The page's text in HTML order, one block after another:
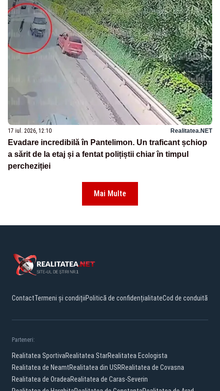
17 iul. 2026, 12:10 Realitatea.NET
Evadare incredibilă în Pantelimon. Un traficant șchiop
a sărit de la etaj și a fentat polițiștii chiar în timpul
percheziției
Mai Multe
ContactTermeni și condițiiPolitică de confidențialitateCod de conduită
Parteneri:
Realitatea SportivaRealitatea StarRealitatea Ecologista
Realitatea de NeamtRealitatea din USRRealitatea de Covasna
Realitatea de OradeaRealitatea de Caras-Severin